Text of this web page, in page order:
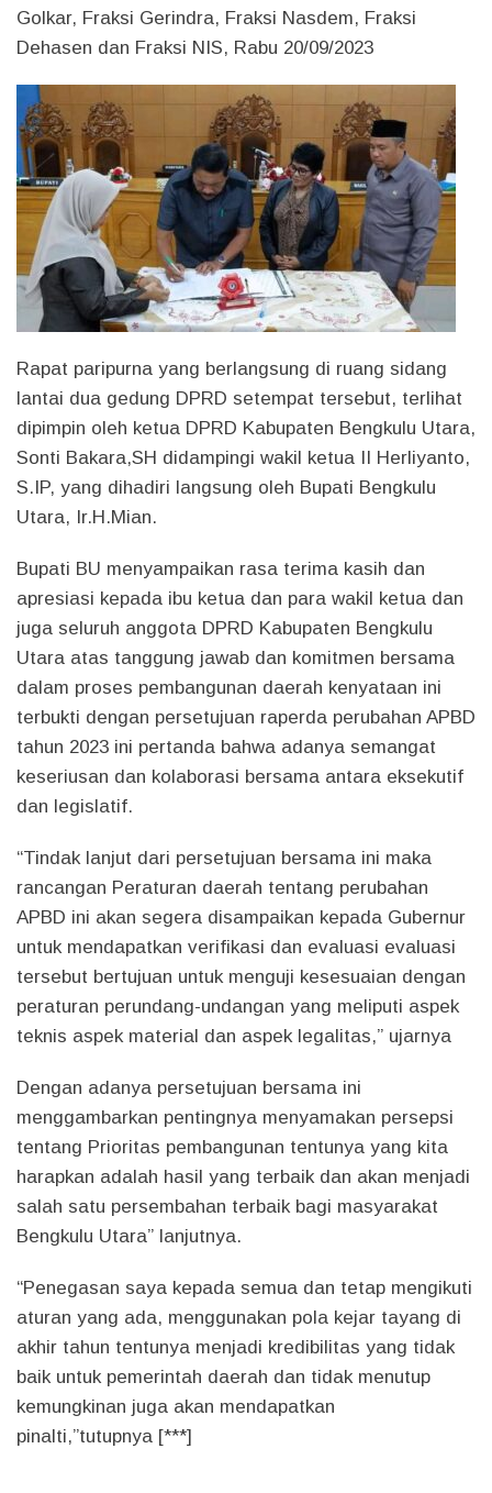
Golkar, Fraksi Gerindra, Fraksi Nasdem, Fraksi
Dehasen dan Fraksi NIS, Rabu 20/09/2023
Rapat paripurna yang berlangsung di ruang sidang
lantai dua gedung DPRD setempat tersebut, terlihat
dipimpin oleh ketua DPRD Kabupaten Bengkulu Utara,
Sonti Bakara,SH didampingi wakil ketua II Herliyanto,
S.IP, yang dihadiri langsung oleh Bupati Bengkulu
Utara, Ir.H.Mian.
Bupati BU menyampaikan rasa terima kasih dan
apresiasi kepada ibu ketua dan para wakil ketua dan
juga seluruh anggota DPRD Kabupaten Bengkulu
Utara atas tanggung jawab dan komitmen bersama
dalam proses pembangunan daerah kenyataan ini
terbukti dengan persetujuan raperda perubahan APBD
tahun 2023 ini pertanda bahwa adanya semangat
keseriusan dan kolaborasi bersama antara eksekutif
dan legislatif.
“Tindak lanjut dari persetujuan bersama ini maka
rancangan Peraturan daerah tentang perubahan
APBD ini akan segera disampaikan kepada Gubernur
untuk mendapatkan verifikasi dan evaluasi evaluasi
tersebut bertujuan untuk menguji kesesuaian dengan
peraturan perundang-undangan yang meliputi aspek
teknis aspek material dan aspek legalitas,” ujarnya
Dengan adanya persetujuan bersama ini
menggambarkan pentingnya menyamakan persepsi
tentang Prioritas pembangunan tentunya yang kita
harapkan adalah hasil yang terbaik dan akan menjadi
salah satu persembahan terbaik bagi masyarakat
Bengkulu Utara” lanjutnya.
“Penegasan saya kepada semua dan tetap mengikuti
aturan yang ada, menggunakan pola kejar tayang di
akhir tahun tentunya menjadi kredibilitas yang tidak
baik untuk pemerintah daerah dan tidak menutup
kemungkinan juga akan mendapatkan
pinalti,”tutupnya [***]